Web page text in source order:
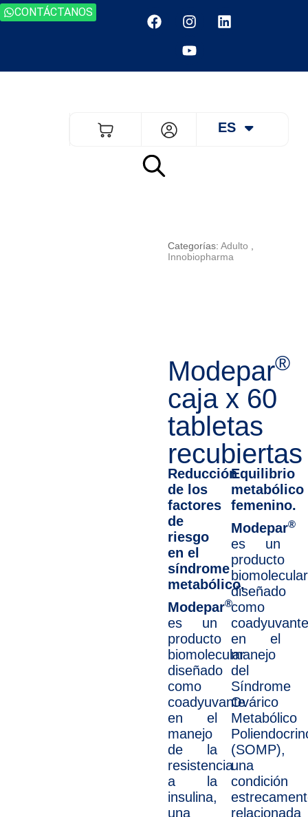
CONTÁCTANOS
ES
EN
Categorías: Adulto ,
Innobiopharma
Modepar®
caja x 60
tabletas
recubiertas
Reducción
de los
factores
de
riesgo
en el
síndrome
metabólico.
Modepar®
es un
producto
biomolecular
diseñado
como
coadyuvante
en el
manejo
de la
resistencia
a la
insulina,
una
Equilibrio
metabólico
femenino.
Modepar®
es un
producto
biomolecular
diseñado
como
coadyuvante
en el
manejo
del
Síndrome
Ovárico
Metabólico
(SOMP),
una
condición
relacionada